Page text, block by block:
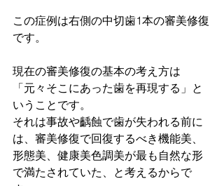
この症例は右側の中切歯1本の審美修復
です。
現在の審美修復の基本の考え方は
「元々そこにあった歯を再現する」と
いうことです。
それは事故や齲蝕で歯が失われる前に
は、審美修復で回復するべき機能美、
形態美、健康美色調美が最も自然な形
で満たされていた、と考えるからで